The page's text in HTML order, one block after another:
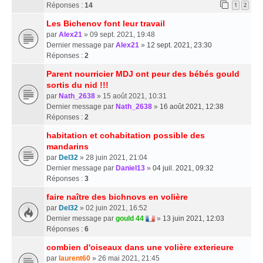
Réponses : 14 1 2
Les Bichenov font leur travail
par Alex21 » 09 sept. 2021, 19:48
Dernier message par Alex21 » 12 sept. 2021, 23:30
Réponses : 2
Parent nourricier MDJ ont peur des bébés gould
sortis du nid !!!
par Nath_2638 » 15 août 2021, 10:31
Dernier message par Nath_2638 » 16 août 2021, 12:38
Réponses : 2
habitation et cohabitation possible des
mandarins
par Del32 » 28 juin 2021, 21:04
Dernier message par Daniel13 » 04 juil. 2021, 09:32
Réponses : 3
faire naître des bichnovs en volière
par Del32 » 02 juin 2021, 16:52
Dernier message par gould 44 » 13 juin 2021, 12:03
Réponses : 6
combien d'oiseaux dans une volière exterieure
par laurent60 » 26 mai 2021, 21:45